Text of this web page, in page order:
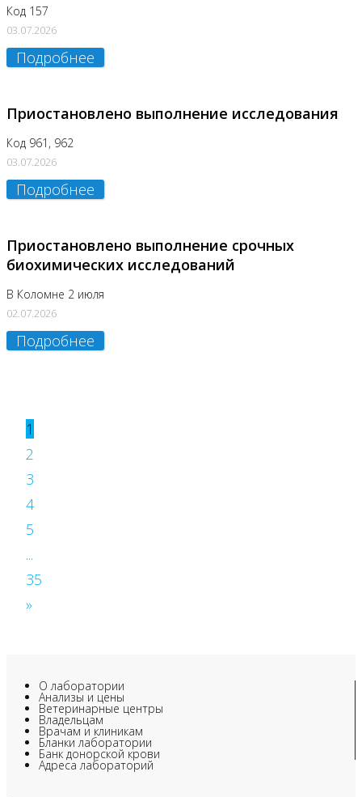
Код 157
03.07.2026
Подробнее
Приостановлено выполнение исследования
Код 961, 962
03.07.2026
Подробнее
Приостановлено выполнение срочных
биохимических исследований
В Коломне 2 июля
02.07.2026
Подробнее
1
2
3
4
5
...
35
»
О лаборатории
Анализы и цены
Ветеринарные центры
Владельцам
Врачам и клиникам
Бланки лаборатории
Банк донорской крови
Адреса лабораторий